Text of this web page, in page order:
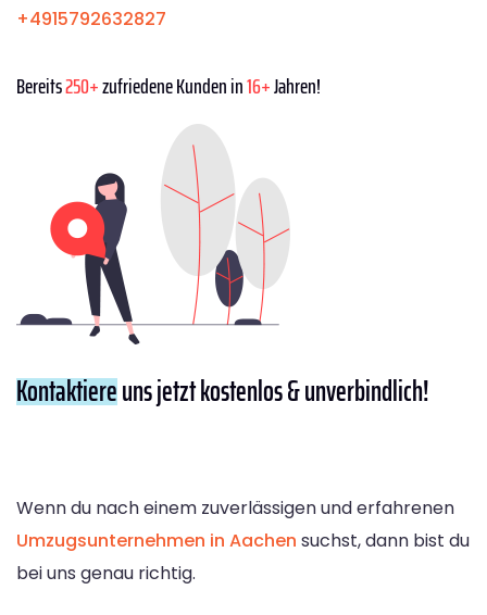
+4915792632827
Bereits250+zufriedene Kunden in16+Jahren!
Kontaktiereuns jetzt kostenlos & unverbindlich!
Wenn du nach einem zuverlässigen und erfahrenen
Umzugsunternehmen in Aachen suchst, dann bist du
bei uns genau richtig.